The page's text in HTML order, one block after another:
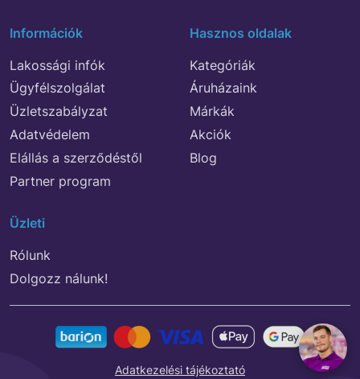
Információk
Lakossági infók
Ügyfélszolgálat
Üzletszabályzat
Adatvédelem
Elállás a szerződéstől
Partner program
Hasznos oldalak
Kategóriák
Áruházaink
Márkák
Akciók
Blog
Üzleti
Rólunk
Dolgozz nálunk!
Adatkezelési tájékoztató